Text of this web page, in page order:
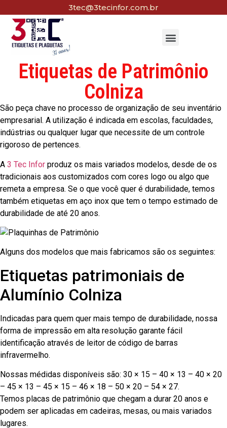
3tec@3tecinfor.com.br
Etiquetas de Patrimônio
Colniza
São peça chave no processo de organização de seu inventário
empresarial. A utilização é indicada em escolas, faculdades,
indústrias ou qualquer lugar que necessite de um controle
rigoroso de pertences.
A 3 Tec Infor produz os mais variados modelos, desde de os
tradicionais aos customizados com cores logo ou algo que
remeta a empresa. Se o que você quer é durabilidade, temos
também etiquetas em aço inox que tem o tempo estimado de
durabilidade de até 20 anos.
Alguns dos modelos que mais fabricamos são os seguintes:
Etiquetas patrimoniais de
Alumínio Colniza
Indicadas para quem quer mais tempo de durabilidade, nossa
forma de impressão em alta resolução garante fácil
identificação através de leitor de código de barras
infravermelho.
Nossas médidas disponíveis são: 30 × 15 – 40 × 13 – 40 × 20
– 45 × 13 – 45 × 15 – 46 × 18 – 50 × 20 – 54 × 27.
Temos placas de patrimônio que chegam a durar 20 anos e
podem ser aplicadas em cadeiras, mesas, ou mais variados
lugares.